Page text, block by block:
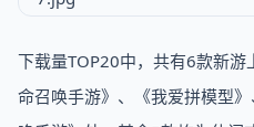
下载量TOP20中，共有6款新
命召唤手游》、《我爱拼模型